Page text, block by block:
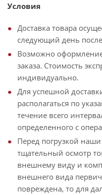
Условия
Доставка товара
следующий день после
Возможно оформление
заказа. Стоимость
индивидуально.
Для успешной
располагаться по
течение всего
определенного с
Перед погрузкой
тщательный осмотр
внешнему виду и
внешнего вида
повреждена, то для